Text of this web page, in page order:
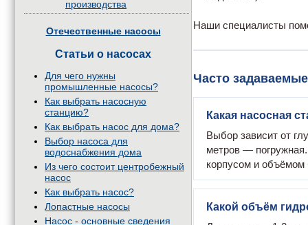
производства
Отечественные насосы
Статьи о насосах
Для чего нужны
промышленные насосы?
Как выбрать насосную
станцию?
Как выбрать насос для дома?
Выбор насоса для
водоснабжения дома
Из чего состоит центробежный
насос
Как выбрать насос?
Лопастные насосы
Насос - основные сведения
Наши специалисты
Часто
Какая насосная
Выбор зависит от
метров —
корпусом и объёмом
Какой объём